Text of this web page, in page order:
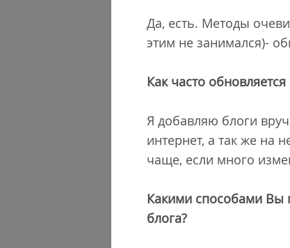
Да, есть. Методы
этим не занимался)-
Как часто
Я добавляю блоги
интернет, а так же на
чаще, если много
Какими способами Вы
блога?